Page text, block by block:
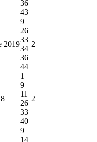
36
43
2019
9
26
33
34
36
44
2
1
9
11
26
33
40
2
9
14